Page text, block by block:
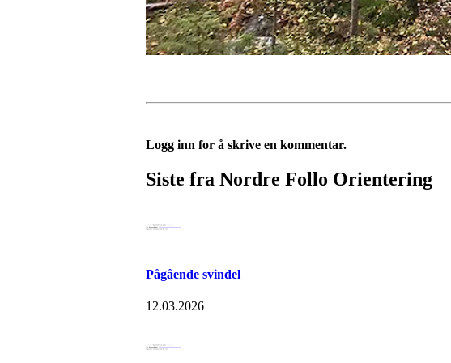
Logg inn for å skrive en kommentar.
Siste fra Nordre Follo Orientering
Pågående svindel
12.03.2026